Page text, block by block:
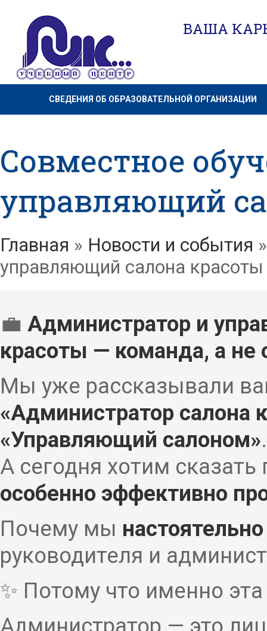
ВАША
СВЕДЕНИЯ ОБ ОБРАЗОВАТЕЛЬНОЙ ОРГАНИЗАЦИИ
Совместное
управляющий
Главная » Новости и события
управляющий салона красоты
💼 Администратор и
красоты — команда, а не
Мы уже рассказывали
«Администратор салона
«Управляющий салоном».
А сегодня хотим
особенно эффективно
Почему мы
руководителя и
✨ Потому что именно